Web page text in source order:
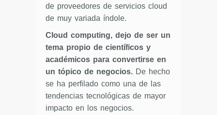
de proveedores de servicios cloud
de muy variada índole.
Cloud computing, dejo de ser un
tema propio de científicos y
académicos para convertirse en
un tópico de negocios. De hecho
se ha perfilado como una de las
tendencias tecnológicas de mayor
impacto en los negocios.